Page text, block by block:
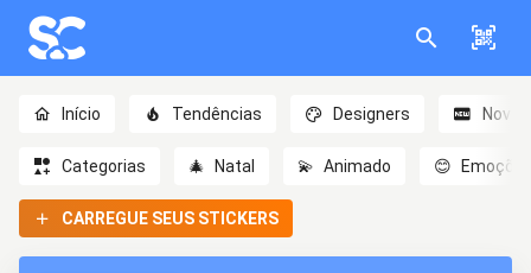
Início Tendências Designers Novo
Categorias 🎄 Natal 💫 Animado 😊
CARREGUE SEUS STICKERS